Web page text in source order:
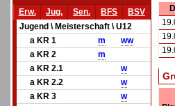
Erw.
Jug. Sen. BFS
BSV
Jugend \ Meisterschaft \ U12
a KR 1
m ww
a KR 2
m
a KR 2.1
w
a KR 2.2
w
a KR 3
w